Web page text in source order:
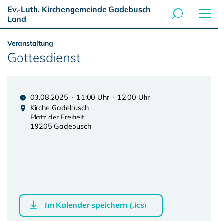
Ev.-Luth. Kirchengemeinde Gadebusch
Land
Veranstaltung
Gottesdienst
03.08.2025 · 11:00 Uhr · 12:00 Uhr
Kirche Gadebusch
Platz der Freiheit
19205 Gadebusch
Im Kalender speichern (.ics)